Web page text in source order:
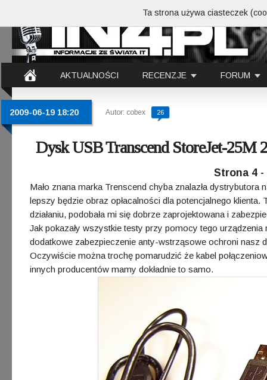
AKTUALNOŚCI RECENZJE FORUM
2009-06-19 18:20 Autor: cobex 26
Dysk USB Transcend StoreJet-25M
Strona 4
Mało znana marka Trenscend chyba znalazła
lepszy będzie obraz opłacalności dla potencjalnego klienta.
działaniu, podobała mi się dobrze zaprojektowana i
Jak pokazały wszystkie testy przy pomocy tego
dodatkowe zabezpieczenie anty-wstrząsowe ochroni nasz
Oczywiście można trochę pomarudzić że kabel
innych producentów mamy dokładnie to samo.
Ta strona używa ciasteczek